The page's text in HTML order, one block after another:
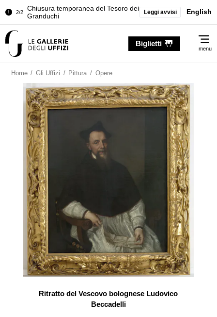
2/2
Chiusura temporanea del Tesoro dei
Granduchi
della Sala dell'Iliade
Granduchi
Leggi avvisi English
Biglietti
menu
Home / Gli Uffizi / Pittura / Opere
Ritratto del Vescovo bolognese Ludovico
Beccadelli